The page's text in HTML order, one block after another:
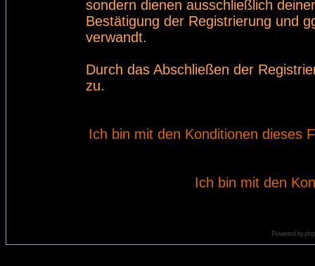
sondern dienen ausschließlich
Bestätigung der Registrierung und
verwandt.
Durch das Abschließen der
zu.
Ich bin mit den Konditionen dieses
Ich bin mit den
Powered by